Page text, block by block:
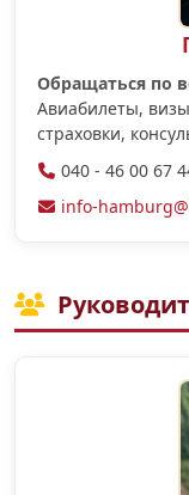
Обращаться по
Авиабилеты,
страховки,
040 - 46 00 67
info-